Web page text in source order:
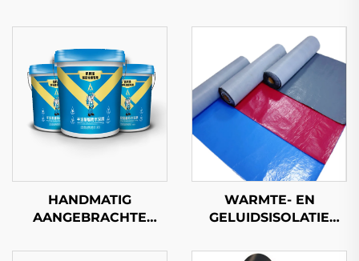
HANDMATIG
AANGEBRACHTE
WATERDICHTE
WARMTE- EN
GELUIDSISOLATIE
WATERDICHT